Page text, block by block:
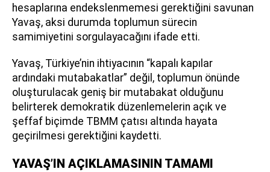
hesaplarına endekslenmemesi gerektiğini savunan
Yavaş, aksi durumda toplumun sürecin
samimiyetini sorgulayacağını ifade etti.
Yavaş, Türkiye’nin ihtiyacının “kapalı kapılar
ardındaki mutabakatlar” değil, toplumun önünde
oluşturulacak geniş bir mutabakat olduğunu
belirterek demokratik düzenlemelerin açık ve
şeffaf biçimde TBMM çatısı altında hayata
geçirilmesi gerektiğini kaydetti.
YAVAŞ’IN AÇIKLAMASININ TAMAMI